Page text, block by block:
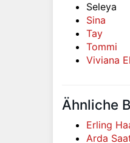
Seleya
Sina
Tay
Tommi
Viviana
Ähnliche
Erling
Arda